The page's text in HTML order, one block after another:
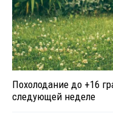
Похолодание до +16
следующей неделе